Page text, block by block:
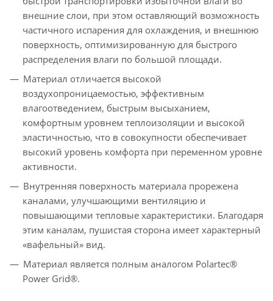
внешние слои, при этом оставляющий возможность
частичного испарения для охлаждения, и внешнюю
поверхность, оптимизированную для быстрого
распределения влаги по большой площади.
Материал отличается высокой
воздухопроницаемостью, эффективным
влагоотведением, быстрым высыханием,
комфортным уровнем теплоизоляции и высокой
эластичностью, что в совокупности обеспечивает
высокий уровень комфорта при переменном уровне
активности.
Внутренняя поверхность материала прорежена
каналами, улучшающими вентиляцию и
повышающими тепловые характеристики. Благодаря
этим каналам, пушистая сторона имеет характерный
«вафельный» вид.
Материал является полным аналогом Polartec®
Power Grid®.